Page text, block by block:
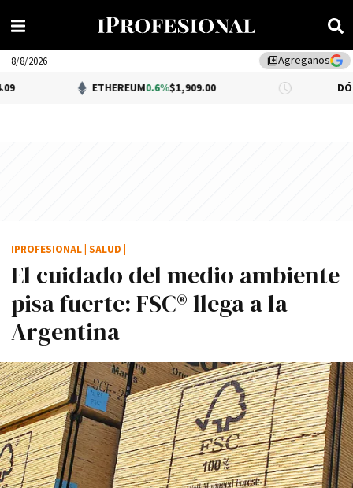
library_addAgreganos
8/8/2026
ETHEREUM0.6%$1,909.00 DÓLAR BNA
El cuidado del medio ambiente
pisa fuerte: FSC® llega a la
Argentina
IPROFESIONAL SALUD